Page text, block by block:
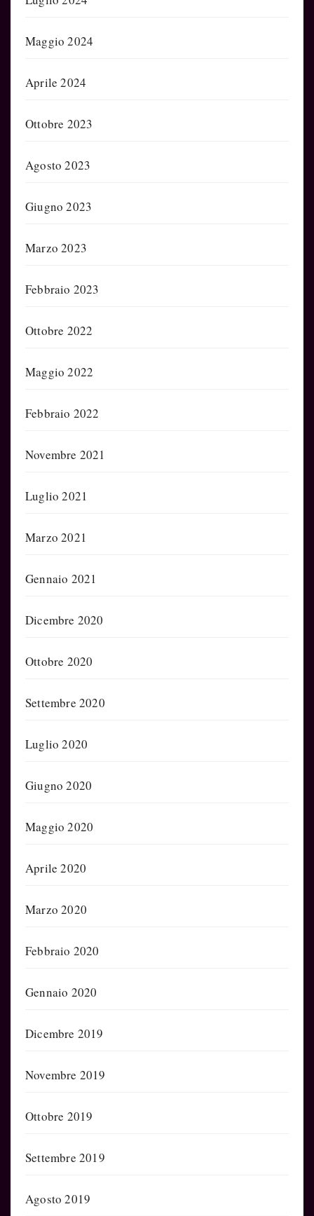
Maggio 2024
Aprile 2024
Ottobre 2023
Agosto 2023
Giugno 2023
Marzo 2023
Febbraio 2023
Ottobre 2022
Maggio 2022
Febbraio 2022
Novembre 2021
Luglio 2021
Marzo 2021
Gennaio 2021
Dicembre 2020
Ottobre 2020
Settembre 2020
Luglio 2020
Giugno 2020
Maggio 2020
Aprile 2020
Marzo 2020
Febbraio 2020
Gennaio 2020
Dicembre 2019
Novembre 2019
Ottobre 2019
Settembre 2019
Agosto 2019